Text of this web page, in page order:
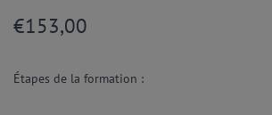
€153,00
Étapes de la formation :